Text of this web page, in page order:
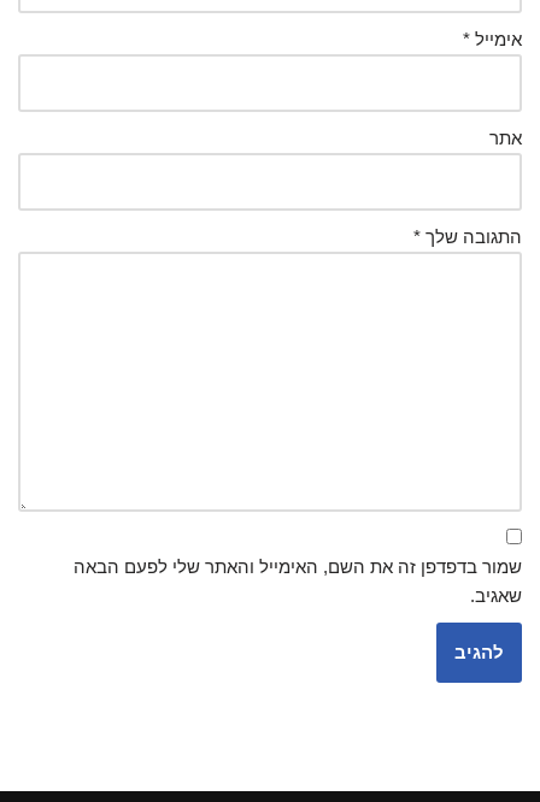
אימייל *
אתר
התגובה שלך *
שמור בדפדפן זה את השם, האימייל והאתר שלי לפעם הבאה
שאגיב.